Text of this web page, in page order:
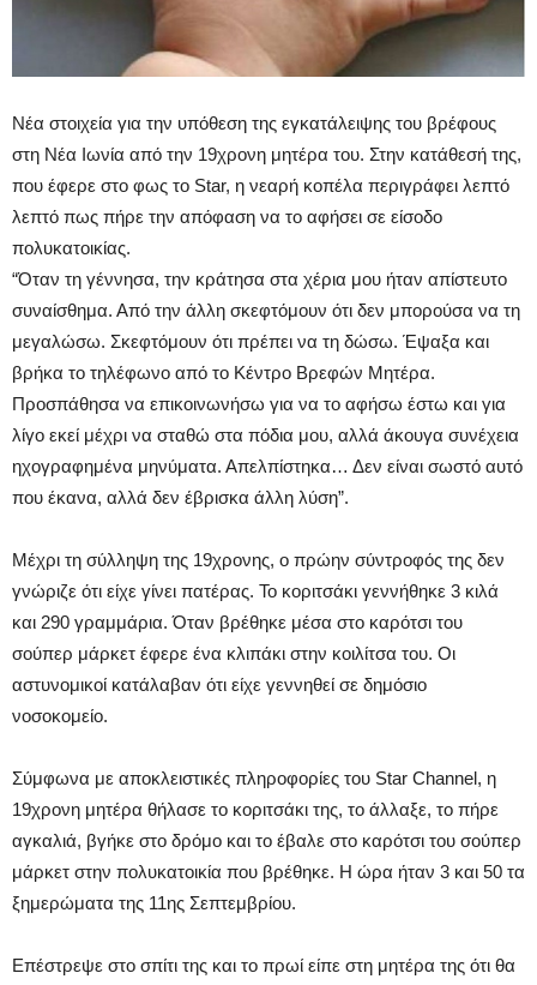
Νέα στοιχεία για την υπόθεση της εγκατάλειψης του βρέφους
στη Νέα Ιωνία από την 19χρονη μητέρα του. Στην κατάθεσή της,
που έφερε στο φως το Star, η νεαρή κοπέλα περιγράφει λεπτό
λεπτό πως πήρε την απόφαση να το αφήσει σε είσοδο
πολυκατοικίας.
“Όταν τη γέννησα, την κράτησα στα χέρια μου ήταν απίστευτο
συναίσθημα. Από την άλλη σκεφτόμουν ότι δεν μπορούσα να τη
μεγαλώσω. Σκεφτόμουν ότι πρέπει να τη δώσω. Έψαξα και
βρήκα το τηλέφωνο από το Κέντρο Βρεφών Μητέρα.
Προσπάθησα να επικοινωνήσω για να το αφήσω έστω και για
λίγο εκεί μέχρι να σταθώ στα πόδια μου, αλλά άκουγα συνέχεια
ηχογραφημένα μηνύματα. Απελπίστηκα… Δεν είναι σωστό αυτό
που έκανα, αλλά δεν έβρισκα άλλη λύση”.
Μέχρι τη σύλληψη της 19χρονης, ο πρώην σύντροφός της δεν
γνώριζε ότι είχε γίνει πατέρας. Το κοριτσάκι γεννήθηκε 3 κιλά
και 290 γραμμάρια. Όταν βρέθηκε μέσα στο καρότσι του
σούπερ μάρκετ έφερε ένα κλιπάκι στην κοιλίτσα του. Οι
αστυνομικοί κατάλαβαν ότι είχε γεννηθεί σε δημόσιο
νοσοκομείο.
Σύμφωνα με αποκλειστικές πληροφορίες του Star Channel, η
19χρονη μητέρα θήλασε το κοριτσάκι της, το άλλαξε, το πήρε
αγκαλιά, βγήκε στο δρόμο και το έβαλε στο καρότσι του σούπερ
μάρκετ στην πολυκατοικία που βρέθηκε. Η ώρα ήταν 3 και 50 τα
ξημερώματα της 11ης Σεπτεμβρίου.
Επέστρεψε στο σπίτι της και το πρωί είπε στη μητέρα της ότι θα